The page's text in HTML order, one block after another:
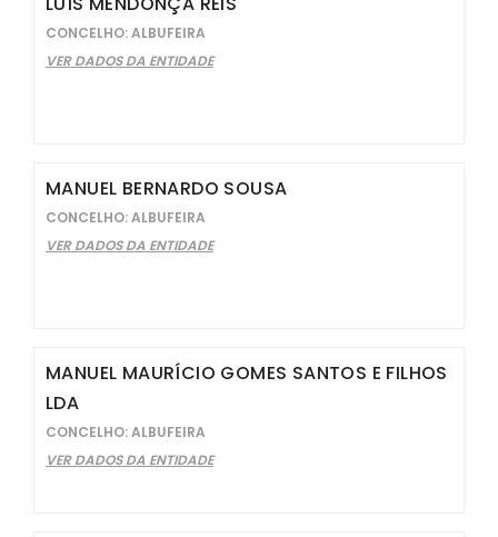
CONCELHO: ALBUFEIRA
VER DADOS DA ENTIDADE
MANUEL BERNARDO SOUSA
CONCELHO: ALBUFEIRA
VER DADOS DA ENTIDADE
MANUEL MAURÍCIO GOMES SANTOS E FILHOS
LDA
CONCELHO: ALBUFEIRA
VER DADOS DA ENTIDADE